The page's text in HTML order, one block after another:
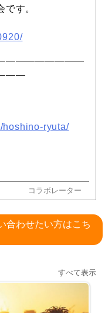
す。
hoshino-ryuta/
コラボレーター
合わせたい方はこち
すべて表示